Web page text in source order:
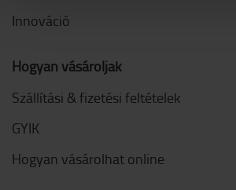
Innováció
Hogyan vásároljak
Szállítási & fizetési feltételek
GYIK
Hogyan vásárolhat online